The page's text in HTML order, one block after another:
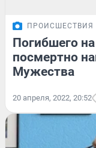
ПРОИСШЕСТВИЯ
Погибшего
посмертно
Мужества
20 апреля, 2022, 20:52